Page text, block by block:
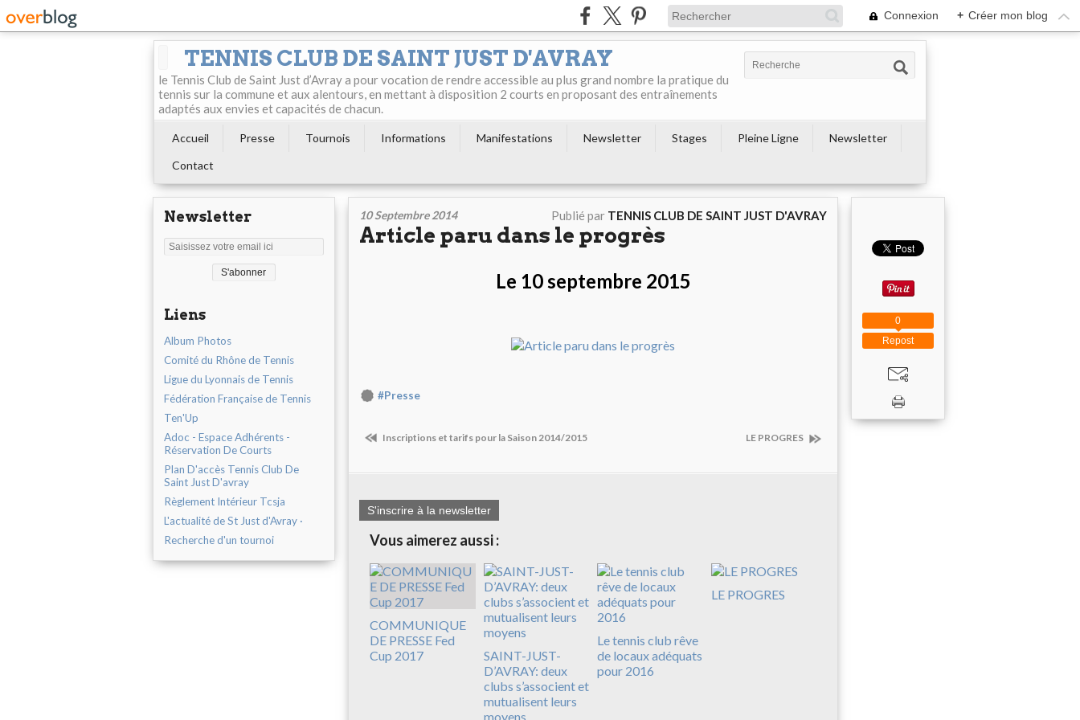
Connexion + Créer mon blog
TENNIS CLUB DE SAINT JUST D'AVRAY
le Tennis Club de Saint Just d’Avray a pour vocation de rendre accessible au plus grand nombre la pratique du
tennis sur la commune et aux alentours, en mettant à disposition 2 courts en proposant des entraînements
adaptés aux envies et capacités de chacun.
Accueil Presse Tournois Informations Manifestations Newsletter Stages Pleine Ligne
Newsletter
Contact
Newsletter
Liens
Album Photos
Comité du Rhône de Tennis
Ligue du Lyonnais de Tennis
Fédération Française de Tennis
Ten'Up
Adoc - Espace Adhérents -
Réservation De Courts
Plan D'accès Tennis Club De
Saint Just D'avray
Règlement Intérieur Tcsja
L'actualité de St Just d'Avray ·
Recherche d'un tournoi
10 Septembre 2014 Publié par TENNIS CLUB DE SAINT JUST D'AVRAY
Article paru dans le progrès
Le 10 septembre 2015
#Presse
Inscriptions et tarifs pour la Saison 2014/2015 LE PROGRES
S'inscrire à la newsletter
Vous aimerez aussi :
COMMUNIQUE
DE PRESSE Fed
Cup 2017
SAINT-JUST-
D’AVRAY: deux
clubs s’associent et
mutualisent leurs
moyens
Le tennis club rêve
de locaux adéquats
pour 2016
LE PROGRES
Repost
0